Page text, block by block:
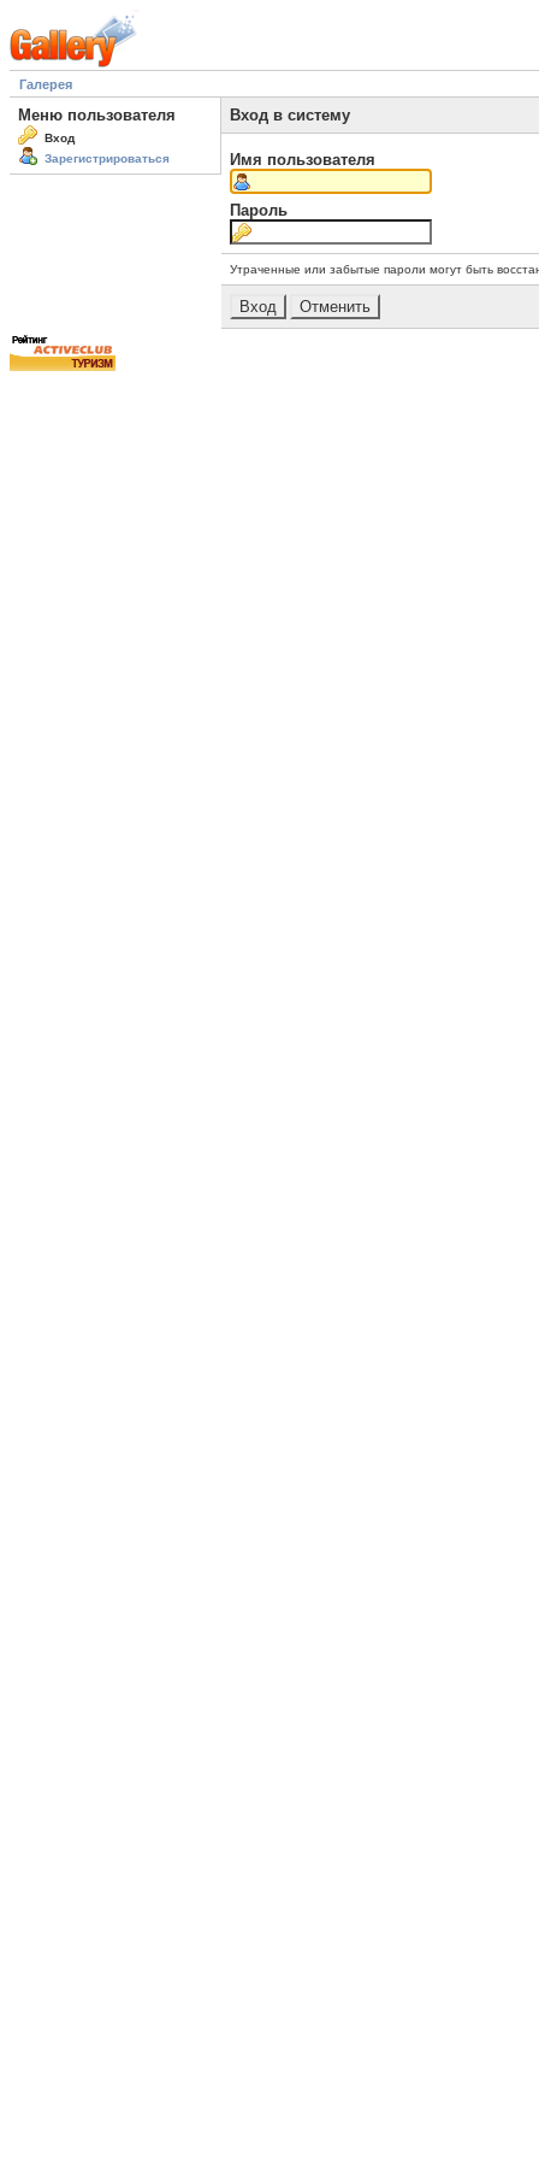
Галерея
Меню пользователя
Вход
Зарегистрироваться
Вход в систему
Имя пользователя
Пароль
Утраченные или забытые пароли могут быть